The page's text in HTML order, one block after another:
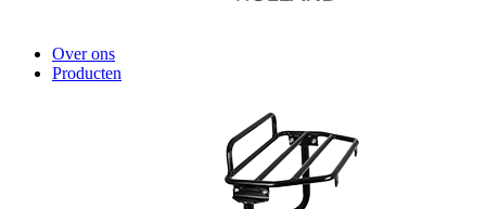
Over ons
Producten